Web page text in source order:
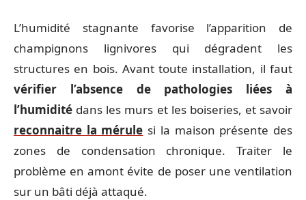
L’humidité stagnante favorise l’apparition de
champignons lignivores qui dégradent les
structures en bois. Avant toute installation, il faut
vérifier l’absence de pathologies liées à
l’humidité dans les murs et les boiseries, et savoir
reconnaitre la mérule si la maison présente des
zones de condensation chronique. Traiter le
problème en amont évite de poser une ventilation
sur un bâti déjà attaqué.